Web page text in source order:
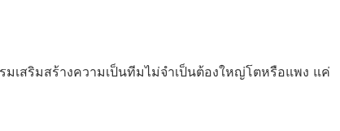
เสริมสร้างความเป็นทีมไม่จำเป็นต้องใหญ่โตหรือแพง แค่